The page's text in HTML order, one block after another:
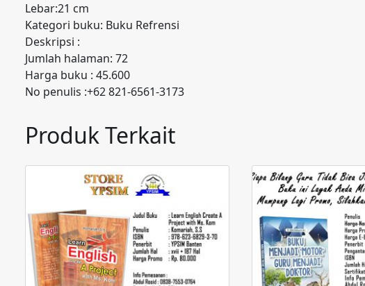
Lebar:21 cm
Kategori buku: Buku Refrensi
Deskripsi :
Jumlah halaman: 72
Harga buku : 45.600
No penulis :+62 821-6561-3173
Produk Terkait